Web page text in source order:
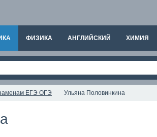
ФИЗИКА АНГЛИЙСКИЙ ХИМИЯ
ЕГЭ ОГЭ Ульяна Половинкина